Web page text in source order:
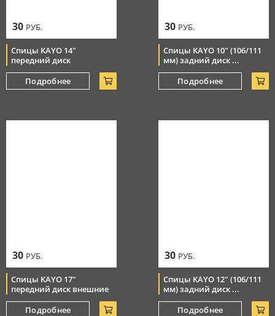
30 РУБ.
Спицы KAYO 14"
передний диск
Подробнее
30 РУБ.
Спицы KAYO 10" (106/111
мм) задний диск ...
Подробнее
30 РУБ.
Спицы KAYO 17"
передний диск внешние
Подробнее
30 РУБ.
Спицы KAYO 12" (106/111
мм) задний диск ...
Подробнее